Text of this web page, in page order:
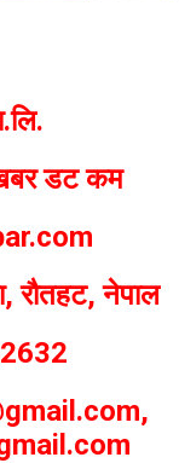
खबर डट कम
रौतहट, नेपाल